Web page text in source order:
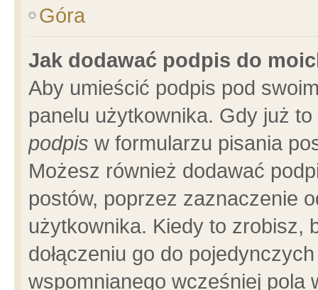
Góra
Jak dodawać podpis do
Aby umieścić podpis pod
panelu użytkownika. Gdy już
podpis w formularzu pisania
Możesz również dodawać
postów, poprzez zaznaczenie
użytkownika. Kiedy to zrobisz,
dołączeniu go do
wspomnianego wcześniej pola